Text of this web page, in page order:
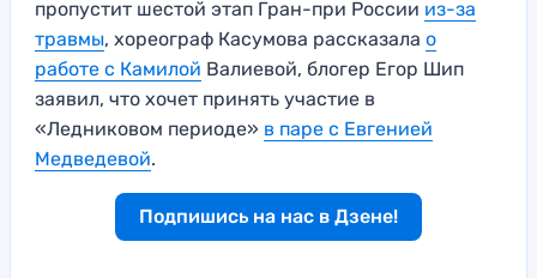
пропустит шестой этап Гран-при России из-за
травмы, хореограф Касумова рассказала о
работе с Камилой Валиевой, блогер Егор Шип
заявил, что хочет принять участие в
«Ледниковом периоде» в паре с Евгенией
Медведевой.
Подпишись на нас в Дзене!